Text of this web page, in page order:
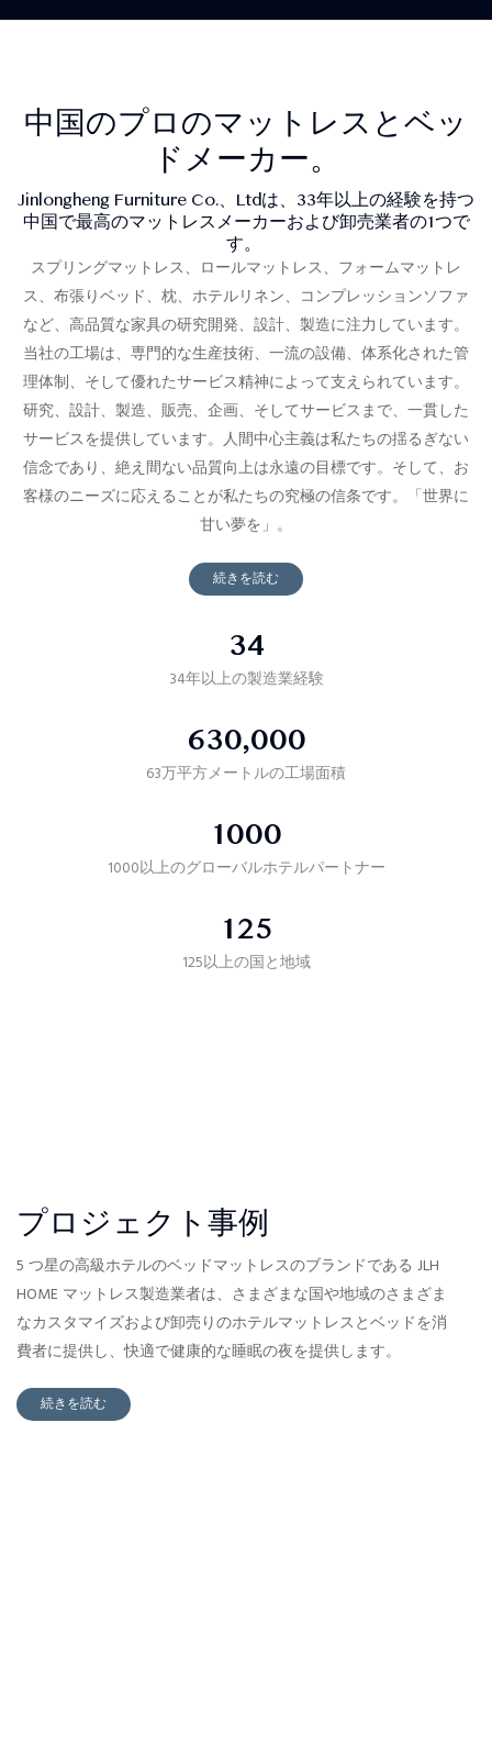
中国のプロのマットレスとベッ
ドメーカー。
Jinlongheng Furniture Co.、Ltdは、33年以上の経験を持つ
中国で最高のマットレスメーカーおよび卸売業者の1つで
す。
スプリングマットレス、ロールマットレス、フォームマットレ
ス、布張りベッド、枕、ホテルリネン、コンプレッションソファ
など、高品質な家具の研究開発、設計、製造に注力しています。
当社の工場は、専門的な生産技術、一流の設備、体系化された管
理体制、そして優れたサービス精神によって支えられています。
研究、設計、製造、販売、企画、そしてサービスまで、一貫した
サービスを提供しています。人間中心主義は私たちの揺るぎない
信念であり、絶え間ない品質向上は永遠の目標です。そして、お
客様のニーズに応えることが私たちの究極の信条です。「世界に
甘い夢を」。
続きを読む
34
34年以上の製造業経験
630,000
63万平方メートルの工場面積
1000
1000以上のグローバルホテルパートナー
125
125以上の国と地域
プロジェクト事例
5 つ星の高級ホテルのベッドマットレスのブランドである JLH
HOME マットレス製造業者は、さまざまな国や地域のさまざま
なカスタマイズおよび卸売りのホテルマットレスとベッドを消
費者に提供し、快適で健康的な睡眠の夜を提供します。
続きを読む